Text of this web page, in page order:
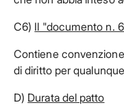
C6) Il "documento n.
Contiene
di diritto per
D) Durata del patto